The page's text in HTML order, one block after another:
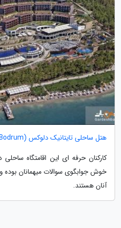
هتل ساحلی تایتانیک دلوکس (Titanic Deluxe Bodrum) در بدروم
کارکنان حرفه ای این اقامتگاه
خوش جوابگوی سوالات میهمانان بوده
آنان هستند.